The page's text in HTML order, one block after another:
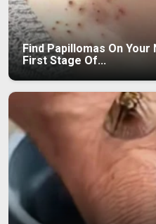
Find Papillomas On
First Stage Of...